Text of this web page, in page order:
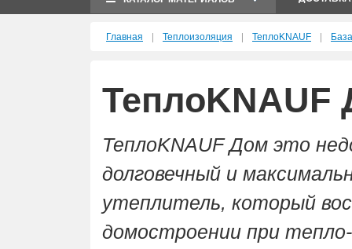
Главная | Теплоизоляция | ТеплоKNAUF |
ТеплоKNAUF Дом это
долговечный и
утеплитель, который
домостроении при